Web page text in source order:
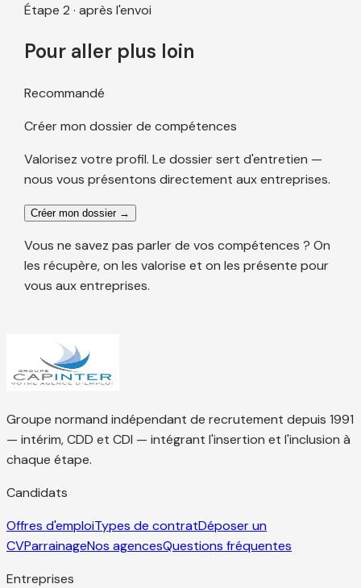
Étape 2 · après l'envoi
Pour aller plus loin
Recommandé
Créer mon dossier de compétences
Valorisez votre profil. Le dossier sert d'entretien —
nous vous présentons directement aux entreprises.
Créer mon dossier →
Vous ne savez pas parler de vos compétences ? On
les récupère, on les valorise et on les présente pour
vous aux entreprises.
Groupe normand indépendant de recrutement depuis 1991
— intérim, CDD et CDI — intégrant l'insertion et l'inclusion à
chaque étape.
Candidats
Offres d'emploiTypes de contratDéposer un
CVParrainageNos agencesQuestions fréquentes
Entreprises